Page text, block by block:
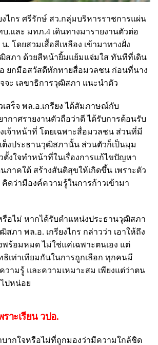
งไกร ศรีรักษ์ สว.กลุ่มบริหารราชการแผ่น
.และ มทภ.4 เดินทางมารายงานตัวต่อ
น. โดยสวมเสื้อสีเหลือง เข้ามาทางฝั่ง
สภา ด้วยสีหน้ายิ้มแย้มแจ่มใส ทันทีที่เดิน
ยกมือสวัสดีทักทายสื่อมวลชน ก่อนที่นาง
จะ เลขาธิการวุฒิสภา แนะนำตัว
เสร็จ พล.อ.เกรียง ได้สัมภาษณ์กับ
กาศรายงานตัวถือว่าดี ได้รับการต้อนรับ
เจ้าหน้าที่ โดยเฉพาะสื่อมวลชน ส่วนที่มี
ต็งประธานวุฒิสภานั้น ส่วนตัวก็เป็นมุม
ตั้งใจทำหน้าที่ในเรื่องการแก้ไขปัญหา
ภาคใต้ สร้างสันติสุขให้เกิดขึ้น เพราะตัว
ดว่ามีองค์ความรู้ในการก้าวเข้ามา
รือไม่ หากได้รับตำแหน่งประธานวุฒิสภา
ภา พล.อ. เกรียงไกร กล่าวว่า เอาให้ถึง
ร้อมหมด ไม่ใช่แค่เฉพาะตนเอง แต่
ธิเท่าเทียมกันในการถูกเลือก ทุกคนมี
ามรู้ และความเหมาะสม เพียงแต่ว่าตน
ปหน่อย
ราะเรียน วปอ.
บากใจหรือไม่ที่ถูกมองว่ามีความใกล้ชิด